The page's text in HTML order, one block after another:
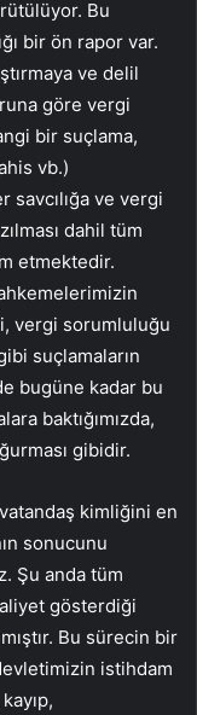
Bu
bir ön rapor var.
ve delil
göre vergi
bir suçlama,
vb.)
savcılığa ve vergi
dahil tüm
etmektedir.
vergi sorumluluğu
suçlamaların
bugüne kadar bu
baktığımızda,
gibidir.
kimliğini en
sonucunu
Şu anda tüm
gösterdiği
Bu sürecin bir
istihdam